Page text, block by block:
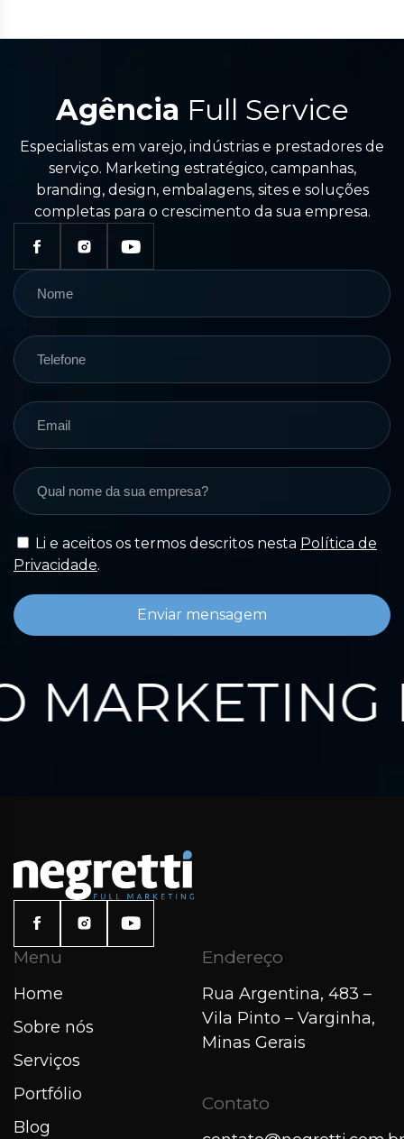
Agência Full Service
Especialistas em varejo, indústrias e prestadores de
serviço. Marketing estratégico, campanhas,
branding, design, embalagens, sites e soluções
completas para o crescimento da sua empresa.
Li e aceitos os termos descritos nesta Política de
Privacidade.
Enviar mensagem
Menu
Home
Sobre nós
Serviços
Portfólio
Blog
Endereço
Rua Argentina, 483 –
Vila Pinto – Varginha,
Minas Gerais
Contato